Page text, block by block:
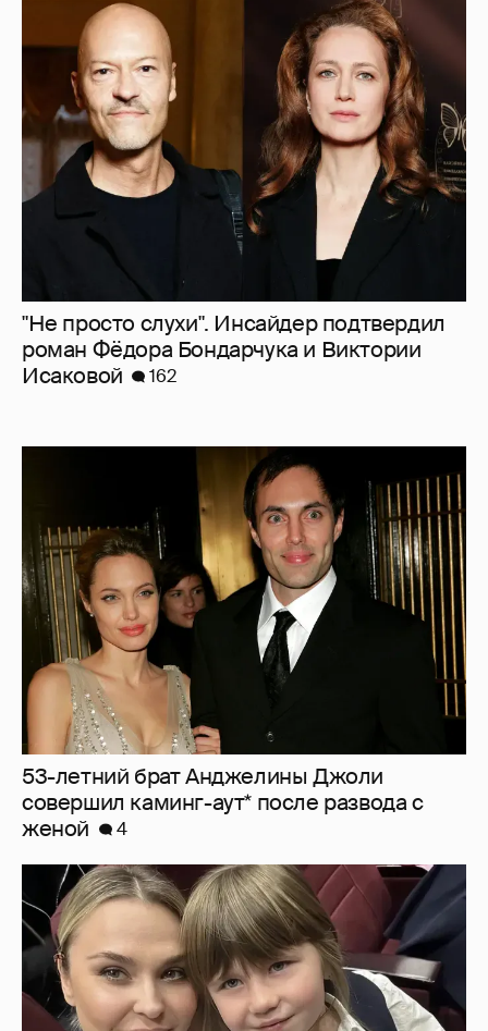
"Не просто слухи". Инсайдер подтвердил
роман Фёдора Бондарчука и Виктории
Исаковой
162
53-летний брат Анджелины Джоли
совершил каминг-аут* после развода с
женой
4